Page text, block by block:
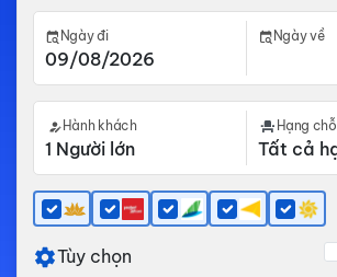
Ngày đi Ngày về
Hành khách Hạng chỗ
Tùy chọn